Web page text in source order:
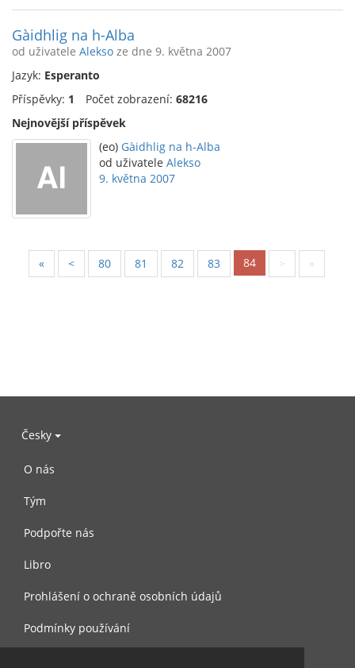
Gàidhlig na h-Alba
od uživatele Alekso ze dne 9. května 2007
Jazyk: Esperanto
Příspěvky: 1 Počet zobrazení: 68216
Nejnovější příspěvek
(eo) Gàidhlig na h-Alba
od uživatele Alekso
9. května 2007
« < 80 81 82 83 84 > »
Česky
O nás
Tým
Podpořte nás
Libro
Prohlášení o ochraně osobních údajů
Podmínky používání